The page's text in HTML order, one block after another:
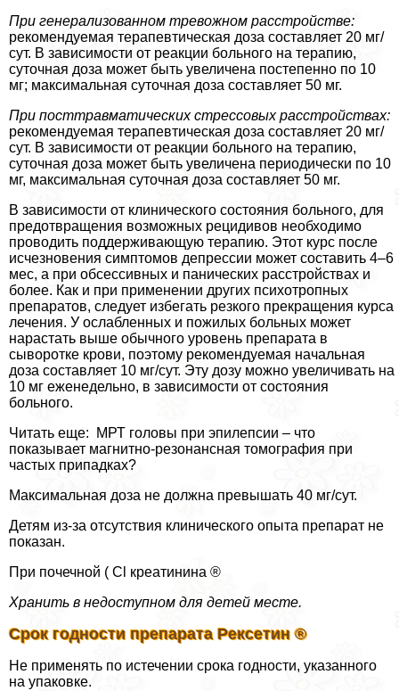
При генерализованном тревожном расстройстве:
рекомендуемая терапевтическая доза составляет 20 мг/
сут. В зависимости от реакции больного на терапию,
суточная доза может быть увеличена постепенно по 10
мг; максимальная суточная доза составляет 50 мг.
При посттравматических стрессовых расстройствах:
рекомендуемая терапевтическая доза составляет 20 мг/
сут. В зависимости от реакции больного на терапию,
суточная доза может быть увеличена периодически по 10
мг, максимальная суточная доза составляет 50 мг.
В зависимости от клинического состояния больного, для
предотвращения возможных рецидивов необходимо
проводить поддерживающую терапию. Этот курс после
исчезновения симптомов депрессии может составить 4–6
мес, а при обсессивных и панических расстройствах и
более. Как и при применении других психотропных
препаратов, следует избегать резкого прекращения курса
лечения. У ослабленных и пожилых больных может
нарастать выше обычного уровень препарата в
сыворотке крови, поэтому рекомендуемая начальная
доза составляет 10 мг/сут. Эту дозу можно увеличивать на
10 мг еженедельно, в зависимости от состояния
больного.
Читать еще: МРТ головы при эпилепсии – что
показывает магнитно-резонансная томография при
частых припадках?
Максимальная доза не должна превышать 40 мг/сут.
Детям из-за отсутствия клинического опыта препарат не
показан.
При почечной ( Cl креатинина ®
Хранить в недоступном для детей месте.
Срок годности препарата Рексетин ®
Не применять по истечении срока годности, указанного
на упаковке.